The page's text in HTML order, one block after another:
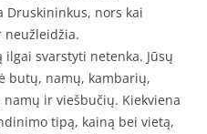
Druskininkus, nors kai
neužleidžia.
svarstyti netenka. Jūsų
butų, namų, kambarių,
ir viešbučių. Kiekviena
tipą, kainą bei vietą,